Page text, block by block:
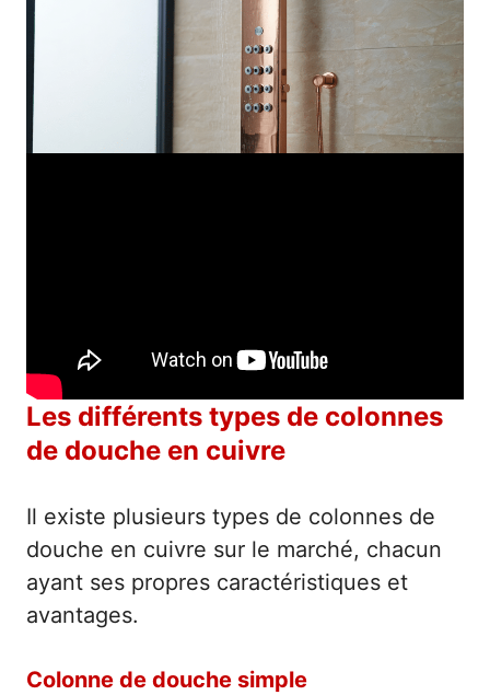
Les différents types de colonnes
de douche en cuivre
Il existe plusieurs types de colonnes de
douche en cuivre sur le marché, chacun
ayant ses propres caractéristiques et
avantages.
Colonne de douche simple